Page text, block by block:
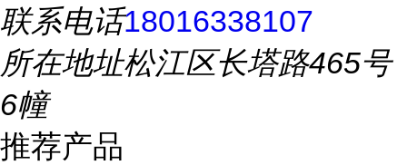
联系电话18016338107
所在地址松江区长塔路465号
6幢
推荐产品